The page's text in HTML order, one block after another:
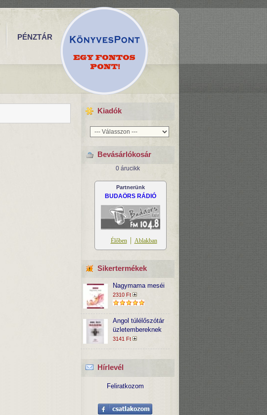
PÉNZTÁR
Kiadók
Bevásárlókosár
0 árucikk
Partnerünk
BUDAÖRS RÁDIÓ
Sikertermékek
Nagymama meséi
2310 Ft
Angol túlélőszótár
üzletembereknek
3141 Ft
Hírlevél
Feliratkozom